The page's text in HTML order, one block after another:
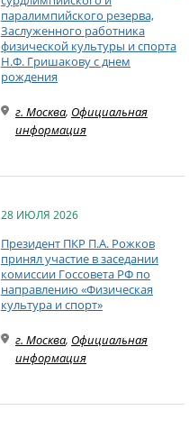
паралимпийского резерва,
Заслуженного работника
физической культуры и спорта
Н.Ф. Гришакову с днем
рождения
г. Москва, Официальная
информация
28 ИЮЛЯ 2026
Президент ПКР П.А. Рожков
принял участие в заседании
комиссии Госсовета РФ по
направлению «Физическая
культура и спорт»
г. Москва, Официальная
информация